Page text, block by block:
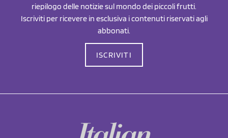
riepilogo delle notizie sul mondo dei piccoli frutti.
Iscriviti per ricevere in esclusiva i contenuti riservati agli
abbonati.
ISCRIVITI